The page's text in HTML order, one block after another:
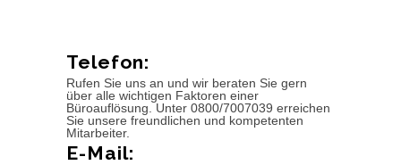
Telefon:
Rufen Sie uns an und wir beraten Sie gern
über alle wichtigen Faktoren einer
Büroauflösung. Unter 0800/7007039 erreichen
Sie unsere freundlichen und kompetenten
Mitarbeiter.
E-Mail: